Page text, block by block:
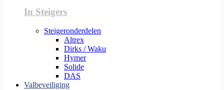
In Steigers
Steigeronderdelen
Altrex
Dirks / Waku
Hymer
Solide
DAS
Valbeveiliging